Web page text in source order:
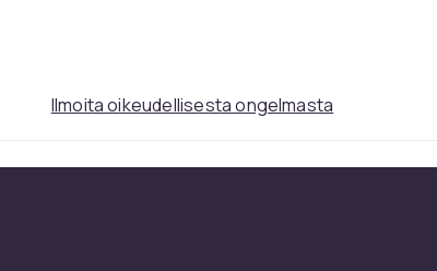
Ilmoita oikeudellisesta ongelmasta